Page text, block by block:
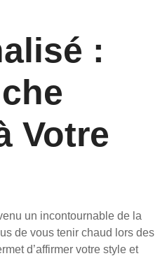
:
Votre
un incontournable de la
de vous tenir chaud lors des
d’affirmer votre style et